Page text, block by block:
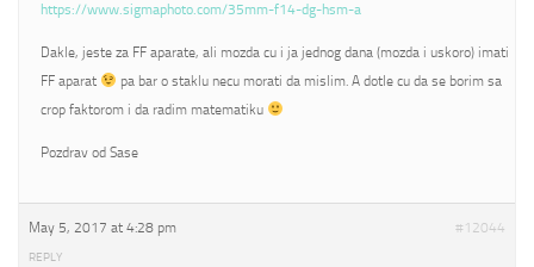
https://www.sigmaphoto.com/35mm-f14-dg-hsm-a
Dakle, jeste za FF aparate, ali mozda cu i ja jednog dana (mozda i uskoro) imati
FF aparat
pa bar o staklu necu morati da mislim. A dotle cu da se borim sa
crop faktorom i da radim matematiku
Pozdrav od Sase
May 5, 2017 at 4:28 pm #12044
REPLY